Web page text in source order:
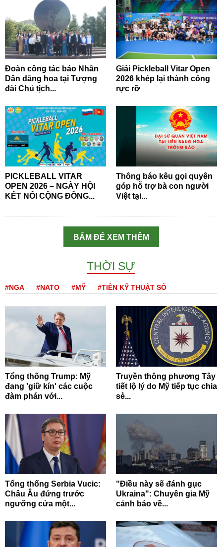
Đoàn công tác báo Nhân
Dân dâng hoa tại Tượng
đài Chủ tịch...
Giải Pickleball Vitar Open
2026 khép lại thành công
rực rỡ
PICKLEBALL VITAR
OPEN 2026 – NGÀY HỘI
KẾT NỐI CỘNG ĐỒNG...
Thông báo kêu gọi quyên
góp hỗ trợ bà con người
Việt tại...
BẤM ĐỂ XEM THÊM
THỜI SỰ
#NGA #NATO #MỸ #TIỀN KỸ THUẬT SỐ
Tổng thống Trump: Mỹ
đang 'giữ kín' các cuộc
đàm phán với...
Truyền thông phương Tây
tiết lộ lý do Mỹ tiếp tục chia
sẻ...
Tổng thống Serbia Vucic:
Châu Âu đứng trước
ngưỡng cửa một...
"Điều này sẽ đánh gục
Ukraina": Chuyên gia Mỹ
cảnh báo về...